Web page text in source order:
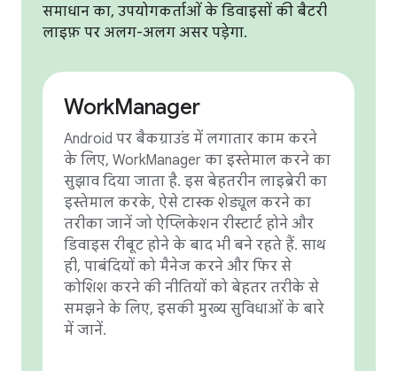
समाधान का, उपयोगकर्ताओं के डिवाइसों की बैटरी
लाइफ़ पर अलग-अलग असर पड़ेगा.
WorkManager
Android पर बैकग्राउंड में लगातार काम करने
के लिए, WorkManager का इस्तेमाल करने का
सुझाव दिया जाता है. इस बेहतरीन लाइब्रेरी का
इस्तेमाल करके, ऐसे टास्क शेड्यूल करने का
तरीका जानें जो ऐप्लिकेशन रीस्टार्ट होने और
डिवाइस रीबूट होने के बाद भी बने रहते हैं. साथ
ही, पाबंदियों को मैनेज करने और फिर से
कोशिश करने की नीतियों को बेहतर तरीके से
समझने के लिए, इसकी मुख्य सुविधाओं के बारे
में जानें.